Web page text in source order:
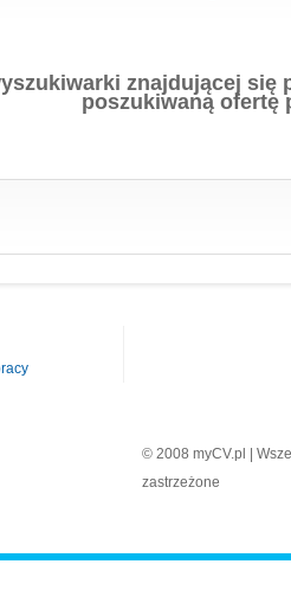
znajdującej się
poszukiwaną ofertę
© 2008 myCV.pl |
zastrzeżone